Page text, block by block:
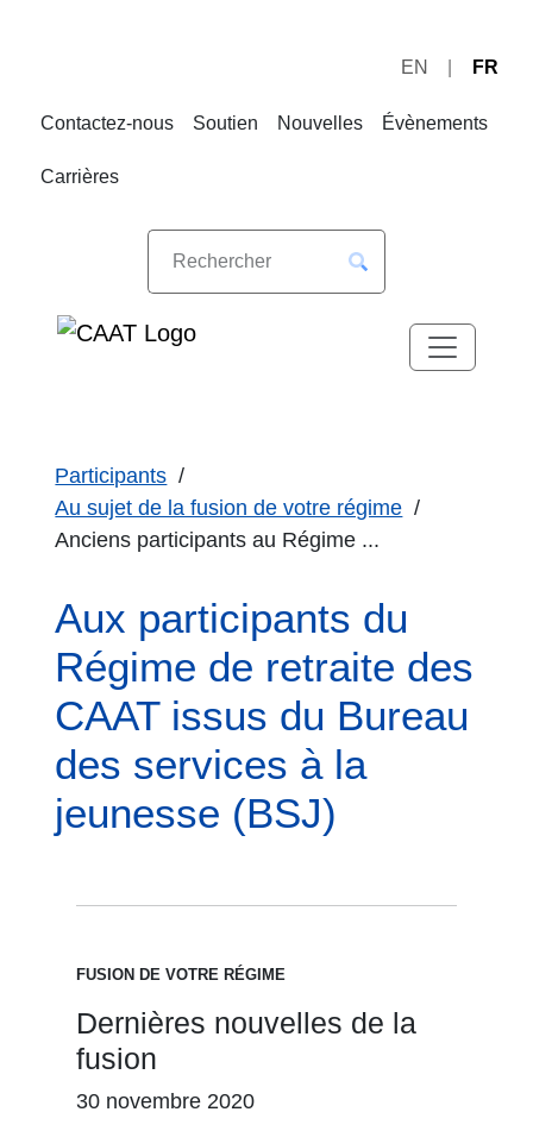
navigation
EN FR
Contactez-nous Soutien Nouvelles Évènements
Carrières
Participants
Au sujet de la fusion de votre régime
Anciens participants au Régime ...
Aux participants du
Régime de retraite des
CAAT issus du Bureau
des services à la
jeunesse (BSJ)
FUSION DE VOTRE RÉGIME
Dernières nouvelles de la
fusion
30 novembre 2020